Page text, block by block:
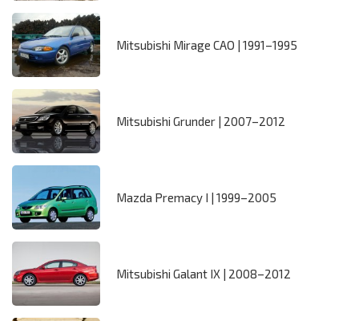
Mitsubishi Mirage CAO | 1991–1995
Mitsubishi Grunder | 2007–2012
Mazda Premacy I | 1999–2005
Mitsubishi Galant IX | 2008–2012